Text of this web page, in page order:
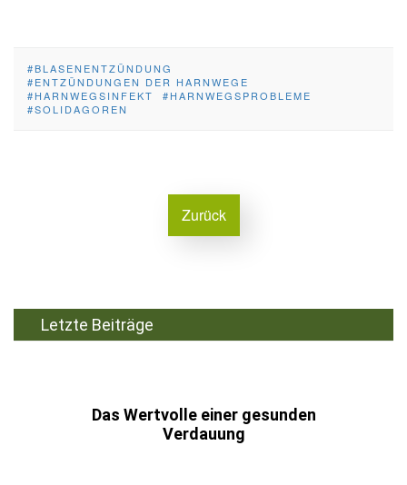
BLASENENTZÜNDUNG
ENTZÜNDUNGEN DER HARNWEGE
HARNWEGSINFEKT
HARNWEGSPROBLEME
SOLIDAGOREN
Zurück
Letzte Beiträge
Das Wertvolle einer gesunden
Verdauung